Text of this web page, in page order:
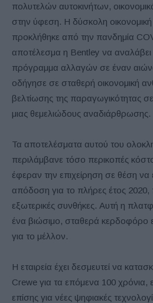
πολυτελών αυτοκινήτων,
στην ύφεση. Η δύσκολη
προκλήθηκε από την πανδημία
αποτέλεσμα η Bentley να αναλάβει
πρόγραμμα αλλαγών σε έναν
οδήγησε σε σταθερή οικονομική
βελτίωσης της παραγωγικότητας
μιας θεμελιώδους αναδιάρθρωσης.
Τα αποτελέσματα αυτού του
περιλάμβανε τόσο περικοπές
έφεραν την επιχείρηση σε θέση να
απόδοση για το πλήρες έτος 2020,
εξωτερικές συνθήκες. Αυτή η
ένα βιώσιμο, σταθερά κερδοφόρο
για το μέλλον.
Η εταιρεία έχει δεσμευτεί να
Crewe για τα επόμενα 100 χρόνια,
επίσης για νέες ψηφιακές